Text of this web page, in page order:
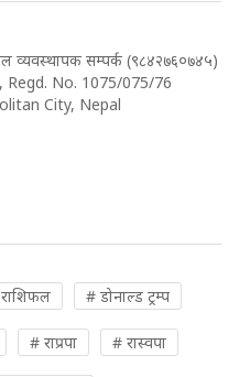
व्यवस्थापक सम्पर्क (९८४२७६०७४५)
No. 1075/075/76
City, Nepal
# डोनाल्ड ट्रम्प
# राप्रपा # रास्वपा